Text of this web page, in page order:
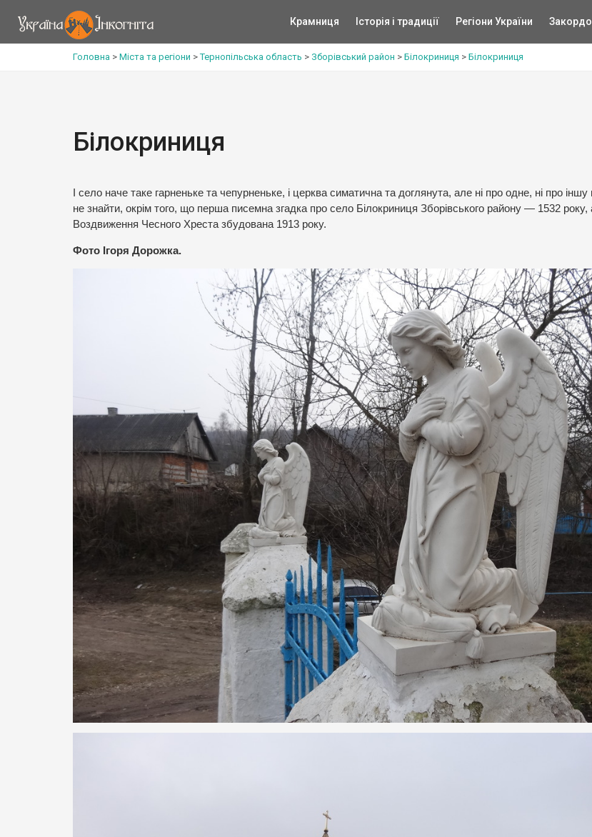
Крамниця Історія і традиції Регіони України
Головна > Міста та регіони >Тернопільська область > Зборівський район > Білокриниця > Білокриниця
Білокриниця
І село наче таке гарненьке та чепурненьке, і церква симатична та доглянута, але ні про одне, ні про іншу
не знайти, окрім того, що перша писемна згадка про село Білокриниця Зборівського району — 1532 року,
Воздвиження Чесного Хреста збудована 1913 року.
Фото Ігоря Дорожка.